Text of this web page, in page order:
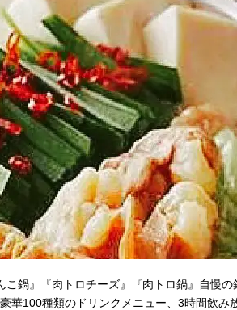
こ鍋』『肉トロチーズ』『肉トロ鍋』自慢の
華100種類のドリンクメニュー、3時間飲み